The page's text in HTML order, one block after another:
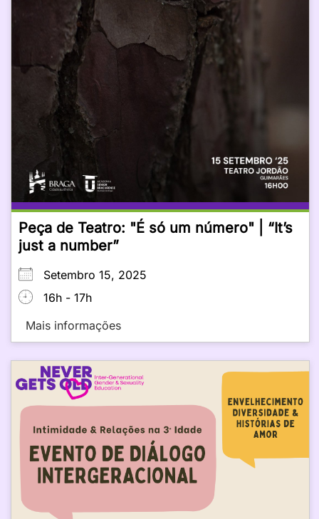
Peça de Teatro: "É só um número" | “It’s
just a number”
Setembro 15, 2025
16h - 17h
Mais informações